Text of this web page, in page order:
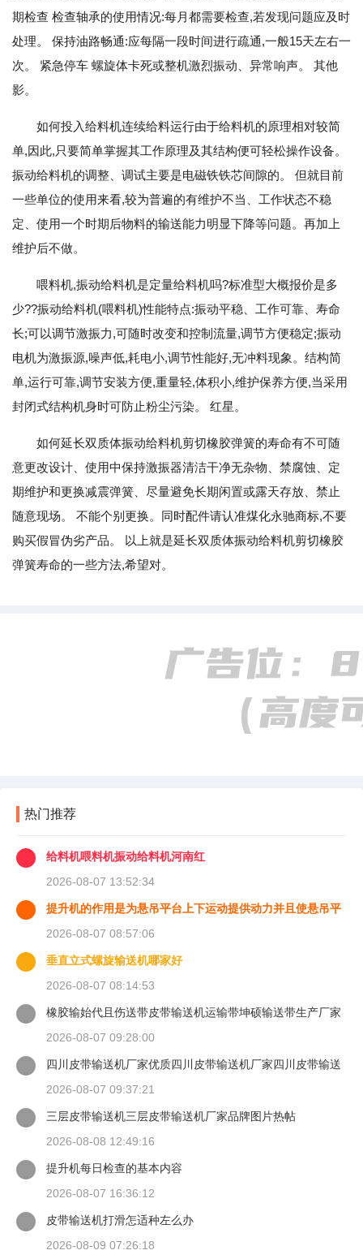
期检查 检查轴承的使用情况:每月都需要检查,若发现问题应及时
处理。 保持油路畅通:应每隔一段时间进行疏通,一般15天左右一
次。 紧急停车 螺旋体卡死或整机激烈振动、异常响声。 其他
影。
如何投入给料机连续给料运行由于给料机的原理相对较简
单,因此,只要简单掌握其工作原理及其结构便可轻松操作设备。
振动给料机的调整、调试主要是电磁铁铁芯间隙的。 但就目前
一些单位的使用来看,较为普遍的有维护不当、工作状态不稳
定、使用一个时期后物料的输送能力明显下降等问题。再加上
维护后不做。
喂料机,振动给料机是定量给料机吗?标准型大概报价是多
少??振动给料机(喂料机)性能特点:振动平稳、工作可靠、寿命
长;可以调节激振力,可随时改变和控制流量,调节方便稳定;振动
电机为激振源,噪声低,耗电小,调节性能好,无冲料现象。结构简
单,运行可靠,调节安装方便,重量轻,体积小,维护保养方便,当采用
封闭式结构机身时可防止粉尘污染。 红星。
如何延长双质体振动给料机剪切橡胶弹簧的寿命有不可随
意更改设计、使用中保持激振器清洁干净无杂物、禁腐蚀、定
期维护和更换减震弹簧、尽量避免长期闲置或露天存放、禁止
随意现场。 不能个别更换。同时配件请认准煤化永驰商标,不要
购买假冒伪劣产品。 以上就是延长双质体振动给料机剪切橡胶
弹簧寿命的一些方法,希望对。
热门推荐
给料机喂料机振动给料机河南红
2026-08-07 13:52:34
提升机的作用是为悬吊平台上下运动提供动力并且使悬吊平
2026-08-07 08:57:06
垂直立式螺旋输送机哪家好
2026-08-07 08:14:53
橡胶输始代且伤送带皮带输送机运输带坤硕输送带生产厂家
2026-08-07 09:28:00
四川皮带输送机厂家优质四川皮带输送机厂家四川皮带输送
2026-08-07 09:37:21
三层皮带输送机三层皮带输送机厂家品牌图片热帖
2026-08-08 12:49:16
提升机每日检查的基本内容
2026-08-07 16:36:12
皮带输送机打滑怎适种左么办
2026-08-09 07:26:18